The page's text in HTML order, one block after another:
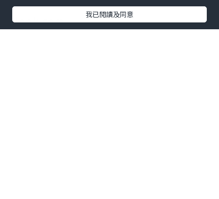
Klook.com
我已閱讀及同意